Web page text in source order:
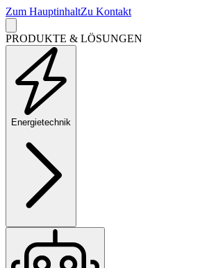
Zum HauptinhaltZu Kontakt
PRODUKTE & LÖSUNGEN
Energietechnik